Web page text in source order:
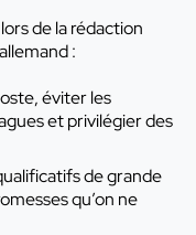
de la rédaction
:
éviter les
et privilégier des
de grande
qu’on ne